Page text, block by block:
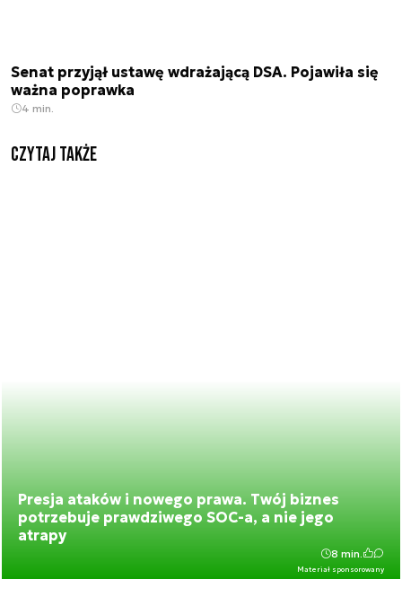
Senat przyjął ustawę wdrażającą DSA. Pojawiła się
ważna poprawka
4 min.
Czytaj także
Presja ataków i nowego prawa. Twój biznes
potrzebuje prawdziwego SOC-a, a nie jego
atrapy
Materiał sponsorowany
8 min.